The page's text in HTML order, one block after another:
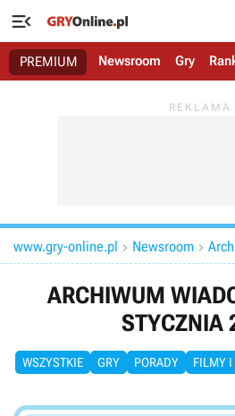

PREMIUM Newsroom Gry
www.gry-online.pl  Newsroom 
ARCHIWUM
STYCZNIA
WSZYSTKIE GRY PORADY FILMY I